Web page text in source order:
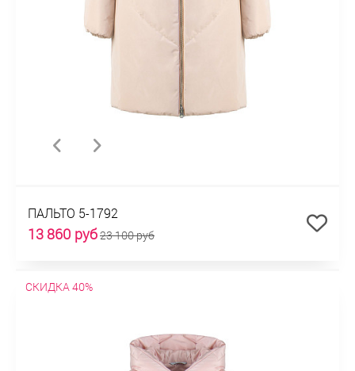
ПАЛЬТО 5-1792
13 860 руб23 100 руб
СКИДКА 40%